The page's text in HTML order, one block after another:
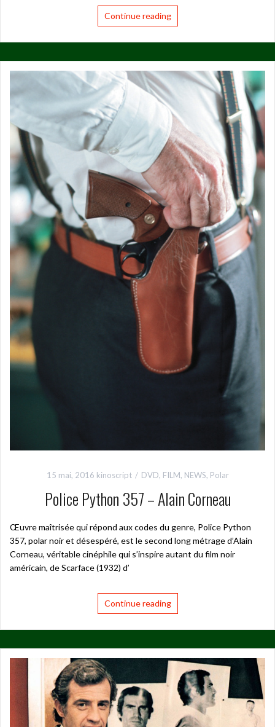
Continue reading
15 mai, 2016 kinoscript DVD, FILM, NEWS, Polar
Police Python 357 – Alain Corneau
Œuvre maîtrisée qui répond aux codes du genre, Police Python
357, polar noir et désespéré, est le second long métrage d’Alain
Corneau, véritable cinéphile qui s’inspire autant du film noir
américain, de Scarface (1932) d’
Continue reading